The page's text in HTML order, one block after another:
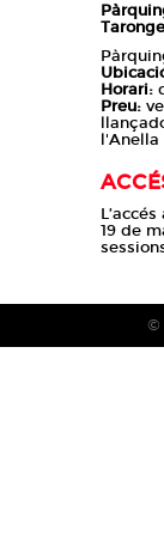
Horari:
Preu:
l'Anella
19 de
©